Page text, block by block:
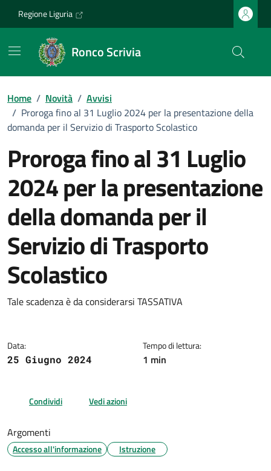
Regione Liguria
Ronco Scrivia
Home / Novità / Avvisi
/ Proroga fino al 31 Luglio 2024 per la presentazione della
domanda per il Servizio di Trasporto Scolastico
Proroga fino al 31 Luglio
2024 per la presentazione
della domanda per il
Servizio di Trasporto
Scolastico
Dettagli della notizia
Tale scadenza è da considerarsi TASSATIVA
Data:
25 Giugno 2024
Tempo di lettura:
1 min
Condividi Vedi azioni
Argomenti
Accesso all'informazione Istruzione